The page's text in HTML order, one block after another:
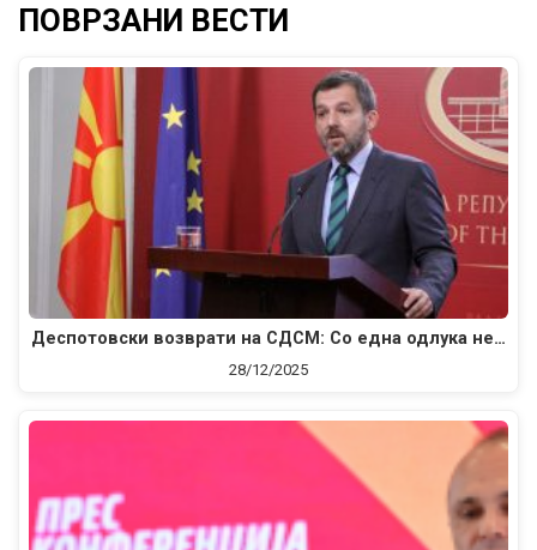
ПОВРЗАНИ ВЕСТИ
Деспотовски возврати на СДСМ: Со една одлука не…
28/12/2025